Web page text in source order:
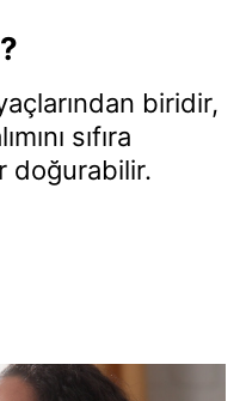
biridir,
sıfıra
doğurabilir.